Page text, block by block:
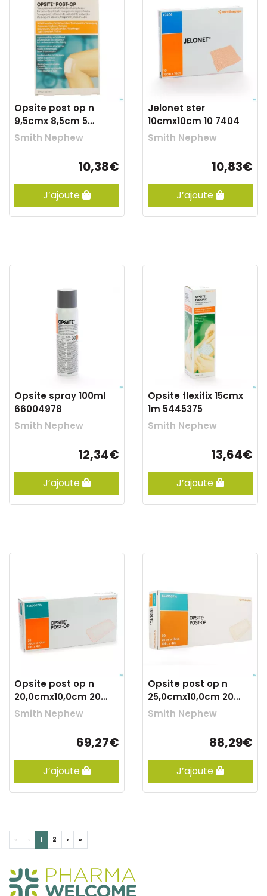
Opsite post op n
9,5cmx 8,5cm 5
66030314
Smith Nephew
10,38€
J’ajoute
Jelonet ster
10cmx10cm 10 7404
Smith Nephew
10,83€
J’ajoute
Opsite spray 100ml
66004978
Smith Nephew
12,34€
J’ajoute
Opsite flexifix 15cmx
1m 5445375
Smith Nephew
13,64€
J’ajoute
Opsite post op n
20,0cmx10,0cm 20
66000713
Smith Nephew
69,27€
J’ajoute
Opsite post op n
25,0cmx10,0cm 20
66000714
Smith Nephew
88,29€
J’ajoute
« ‹ 1 2 › »